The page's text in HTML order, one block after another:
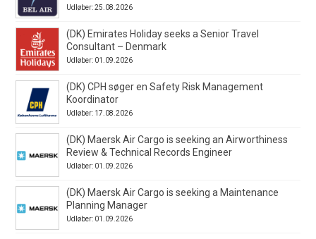
Udløber: 25.08.2026
(DK) Emirates Holiday seeks a Senior Travel
Consultant – Denmark
Udløber: 01.09.2026
(DK) CPH søger en Safety Risk Management
Koordinator
Udløber: 17.08.2026
(DK) Maersk Air Cargo is seeking an Airworthiness
Review & Technical Records Engineer
Udløber: 01.09.2026
(DK) Maersk Air Cargo is seeking a Maintenance
Planning Manager
Udløber: 01.09.2026